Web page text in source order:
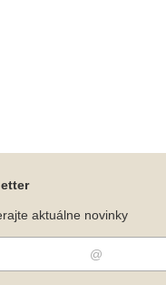
aktuálne novinky